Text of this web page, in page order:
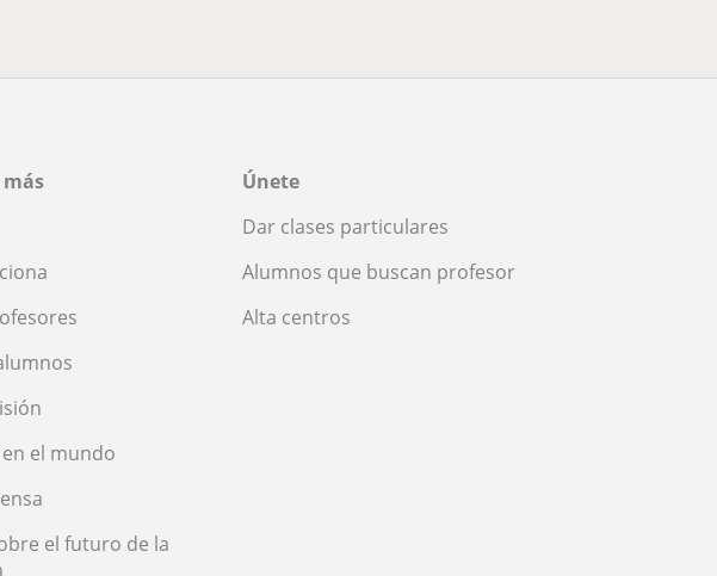
más
el mundo
el futuro de la
Únete
Dar clases particulares
Alumnos que buscan profesor
Alta centros